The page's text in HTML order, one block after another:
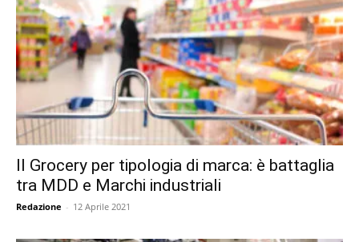
Il Grocery per tipologia di marca: è battaglia
tra MDD e Marchi industriali
Redazione - 12 Aprile 2021